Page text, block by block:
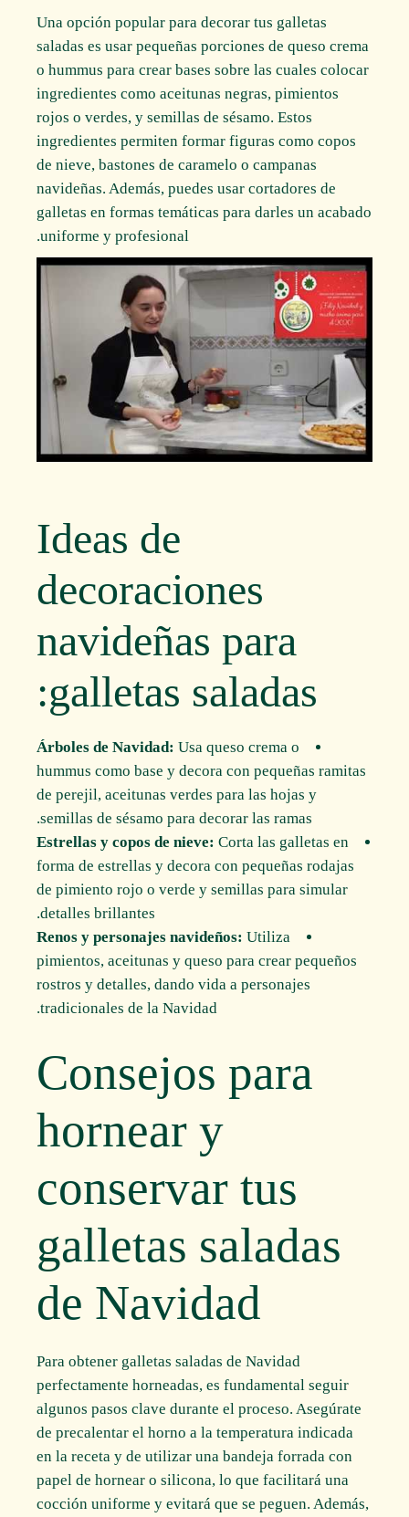
Una opción popular para decorar tus galletas
saladas es usar pequeñas porciones de queso crema
o hummus para crear bases sobre las cuales colocar
ingredientes como aceitunas negras, pimientos
rojos o verdes, y semillas de sésamo. Estos
ingredientes permiten formar figuras como copos
de nieve, bastones de caramelo o campanas
navideñas. Además, puedes usar cortadores de
galletas en formas temáticas para darles un acabado
uniforme y profesional.
Ideas de
decoraciones
navideñas para
galletas saladas:
Árboles de Navidad: Usa queso crema o
hummus como base y decora con pequeñas ramitas
de perejil, aceitunas verdes para las hojas y
semillas de sésamo para decorar las ramas.
Estrellas y copos de nieve: Corta las galletas en
forma de estrellas y decora con pequeñas rodajas
de pimiento rojo o verde y semillas para simular
detalles brillantes.
Renos y personajes navideños: Utiliza
pimientos, aceitunas y queso para crear pequeños
rostros y detalles, dando vida a personajes
tradicionales de la Navidad.
Consejos para
hornear y
conservar tus
galletas saladas
de Navidad
Para obtener galletas saladas de Navidad
perfectamente horneadas, es fundamental seguir
algunos pasos clave durante el proceso. Asegúrate
de precalentar el horno a la temperatura indicada
en la receta y de utilizar una bandeja forrada con
papel de hornear o silicona, lo que facilitará una
cocción uniforme y evitará que se peguen. Además,